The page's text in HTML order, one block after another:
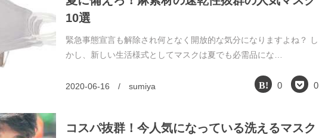
10選
緊急事態宣言も解除され何となく開放的な気分になりますよね？ し
かし、新しい生活様式としてマスクは夏でも必需品にな…
2020-06-16 / sumiya 0 0
コスパ抜群！今人気になっている洗えるマスク